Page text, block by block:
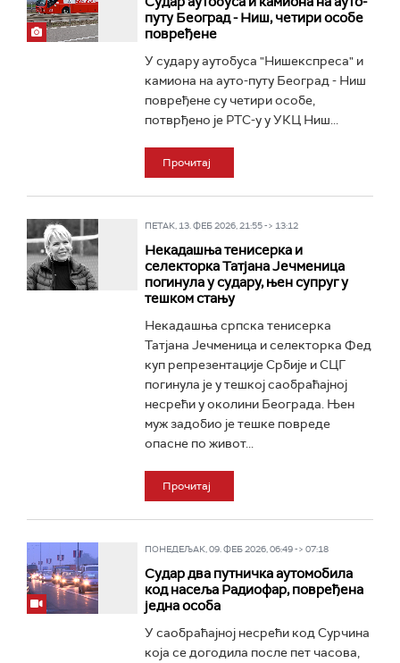
путу Београд - Ниш, четири особе
повређене
У судару аутобуса "Нишекспреса" и
камиона на ауто-путу Београд - Ниш
повређене су четири особе,
потврђено је РТС-у у УКЦ Ниш...
Прочитај
ПЕТАК, 13. ФЕБ 2026, 21:55 -> 13:12
Некадашња тенисерка и
селекторка Татјана Јечменица
погинула у судару, њен супруг у
тешком стању
Некадашња српска тенисерка
Татјана Јечменица и селекторка Фед
куп репрезентације Србије и СЦГ
погинула је у тешкој саобраћајној
несрећи у околини Београда. Њен
муж задобио је тешке повреде
опасне по живот...
Прочитај
ПОНЕДЕЉАК, 09. ФЕБ 2026, 06:49 -> 07:18
Судар два путничка аутомобила
код насеља Радиофар, повређена
једна особа
У саобраћајној несрећи код Сурчина
која се догодила после пет часова,